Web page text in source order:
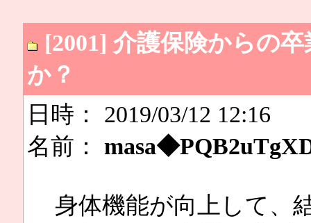
[2001] 介護保険からの
か？
日時： 2019/03/12 12:16
名前：
身体機能が向上して、